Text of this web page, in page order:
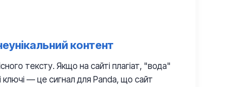
контент
тексту. Якщо на сайті плагіат, "вода"
ключі — це сигнал для Panda, що сайт